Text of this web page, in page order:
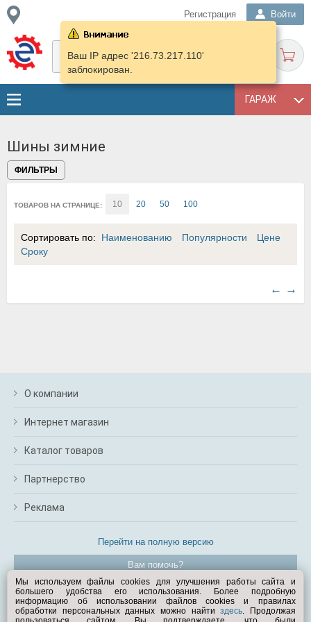
Регистрация Войти
ГАРАЖ
Ваш IP адрес '216.73.217.110'
заблокирован.
Шины зимние
ФИЛЬТРЫ
ТОВАРОВ НА СТРАНИЦЕ: 10 20 50 100
Сортировать по: Наименованию Популярности
Цене
Сроку
← →
О компании
Интернет магазин
Каталог товаров
Партнерство
Реклама
Перейти на полную версию
Вам помочь?
© Exist.ru 1998—2026
Мы используем файлы cookies для улучшения работы сайта и
большего удобства его использования. Более подробную
информацию об использовании файлов cookies и правилах
обработки персональных данных можно найтиздесь. Продолжая